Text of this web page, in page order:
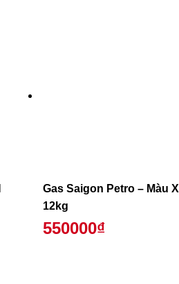
Gas Saigon Petro – Màu
12kg
550000₫